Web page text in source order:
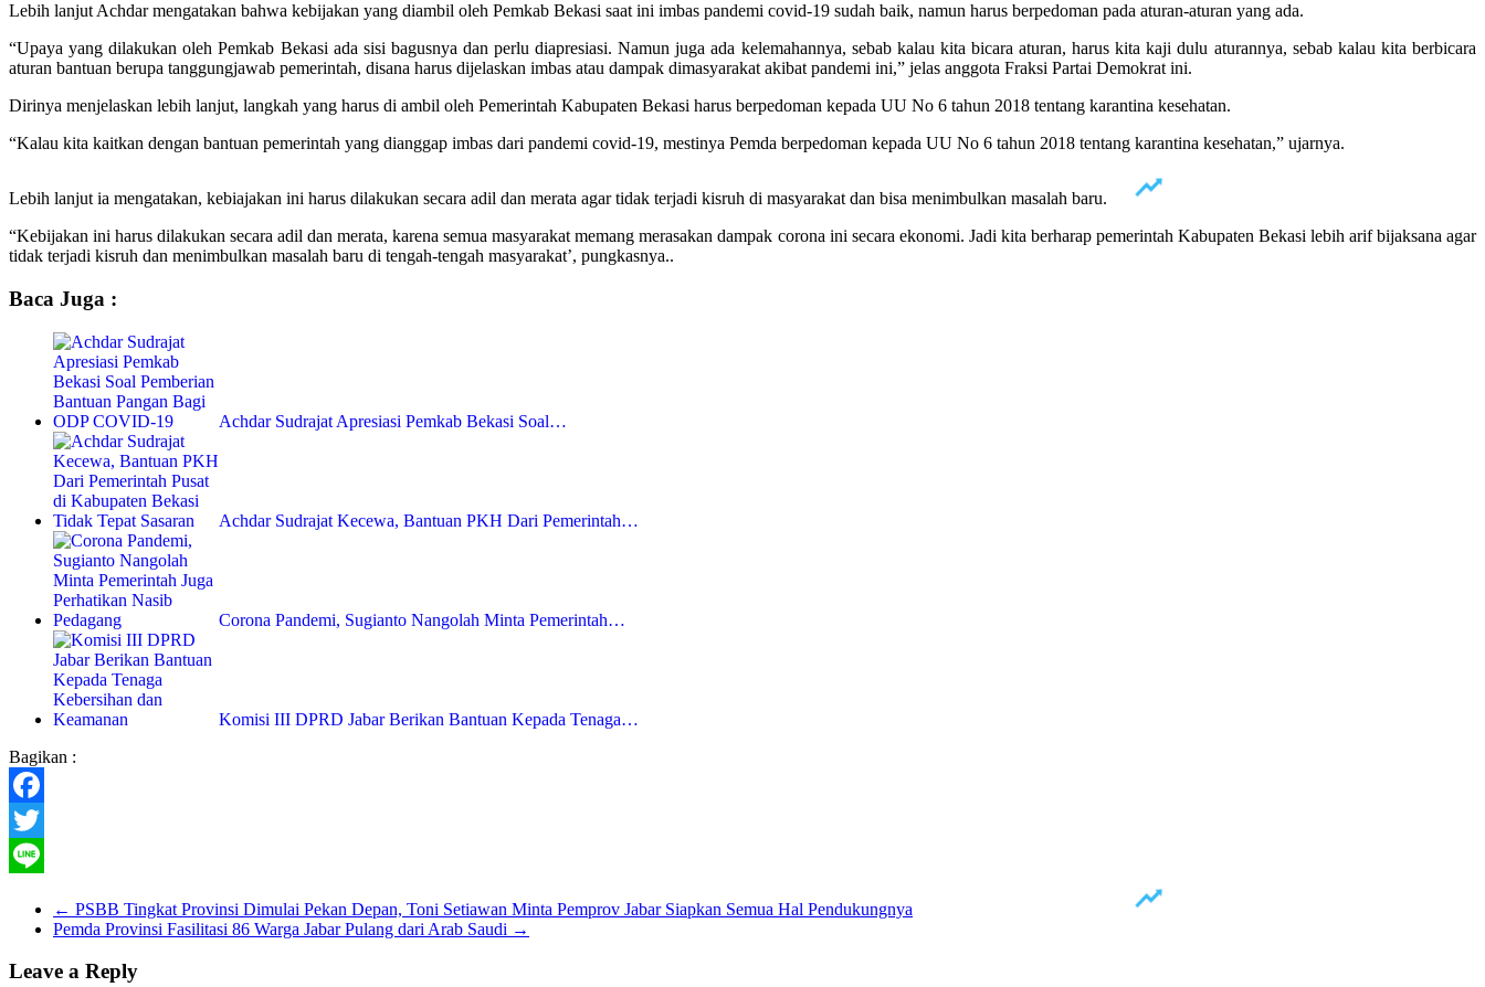
Lebih lanjut Achdar mengatakan bahwa kebijakan yang diambil oleh Pemkab Bekasi saat ini imbas pandemi covid-19 sudah baik, namun harus berpedoman pada aturan-aturan yang ada.
“Upaya yang dilakukan oleh Pemkab Bekasi ada sisi bagusnya dan perlu diapresiasi. Namun juga ada kelemahannya, sebab kalau kita bicara aturan, harus kita kaji dulu aturannya, sebab kalau kita berbicara
aturan bantuan berupa tanggungjawab pemerintah, disana harus dijelaskan imbas atau dampak dimasyarakat akibat pandemi ini,” jelas anggota Fraksi Partai Demokrat ini.
Dirinya menjelaskan lebih lanjut, langkah yang harus di ambil oleh Pemerintah Kabupaten Bekasi harus berpedoman kepada UU No 6 tahun 2018 tentang karantina kesehatan.
“Kalau kita kaitkan dengan bantuan pemerintah yang dianggap imbas dari pandemi covid-19, mestinya Pemda berpedoman kepada UU No 6 tahun 2018 tentang karantina kesehatan,” ujarnya.
Lebih lanjut ia mengatakan, kebiajakan ini harus dilakukan secara adil dan merata agar tidak terjadi kisruh di masyarakat dan bisa menimbulkan masalah baru.
“Kebijakan ini harus dilakukan secara adil dan merata, karena semua masyarakat memang merasakan dampak corona ini secara ekonomi. Jadi kita berharap pemerintah Kabupaten Bekasi lebih arif bijaksana agar
tidak terjadi kisruh dan menimbulkan masalah baru di tengah-tengah masyarakat’, pungkasnya..
Baca Juga :
Achdar Sudrajat Apresiasi Pemkab Bekasi Soal…
Achdar Sudrajat Kecewa, Bantuan PKH Dari Pemerintah…
Corona Pandemi, Sugianto Nangolah Minta Pemerintah…
Komisi III DPRD Jabar Berikan Bantuan Kepada Tenaga…
Bagikan :
Facebook
Twitter
← PSBB Tingkat Provinsi Dimulai Pekan Depan, Toni Setiawan Minta Pemprov Jabar Siapkan Semua Hal Pendukungnya
Pemda Provinsi Fasilitasi 86 Warga Jabar Pulang dari Arab Saudi →
Leave a Reply